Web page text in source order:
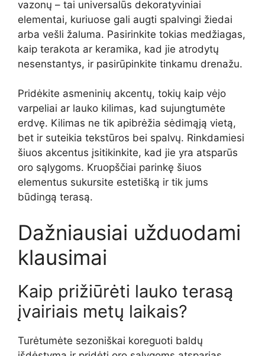
vazonų – tai universalūs dekoratyviniai
elementai, kuriuose gali augti spalvingi žiedai
arba vešli žaluma. Pasirinkite tokias medžiagas,
kaip terakota ar keramika, kad jie atrodytų
nesenstantys, ir pasirūpinkite tinkamu drenažu.
Pridėkite asmeninių akcentų, tokių kaip vėjo
varpeliai ar lauko kilimas, kad sujungtumėte
erdvę. Kilimas ne tik apibrėžia sėdimąją vietą,
bet ir suteikia tekstūros bei spalvų. Rinkdamiesi
šiuos akcentus įsitikinkite, kad jie yra atsparūs
oro sąlygoms. Kruopščiai parinkę šiuos
elementus sukursite estetišką ir tik jums
būdingą terasą.
Dažniausiai užduodami
klausimai
Kaip prižiūrėti lauko terasą
įvairiais metų laikais?
Turėtumėte sezoniškai koreguoti baldų